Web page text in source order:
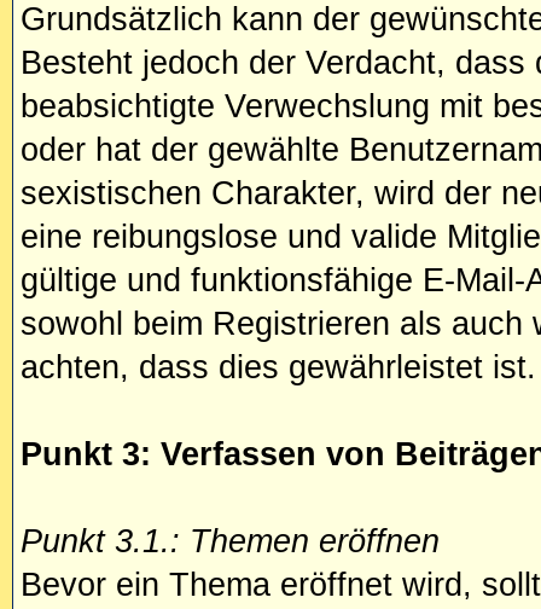
Grundsätzlich kann der
Besteht jedoch der Verdacht,
beabsichtigte Verwechslung mit
oder hat der gewählte
sexistischen Charakter, wird der
eine reibungslose und valide
gültige und funktionsfähige E-
sowohl beim Registrieren als
achten, dass dies gewährleistet ist.
Punkt 3: Verfassen von
Punkt 3.1.: Themen eröffnen
Bevor ein Thema eröffnet wird,